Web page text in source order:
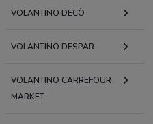
VOLANTINO DECÒ
VOLANTINO DESPAR
VOLANTINO CARREFOUR
MARKET